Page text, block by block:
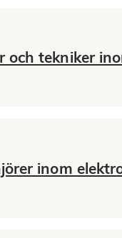
och tekniker
inom